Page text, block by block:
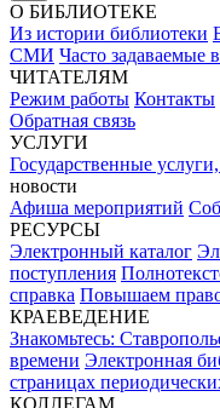
О БИБЛИОТЕКЕ
Из истории библиотеки
СМИ Часто задаваемые
ЧИТАТЕЛЯМ
Режим работы Контакты
Обратная связь
УСЛУГИ
Государственные
новости
Афиша мероприятий
РЕСУРСЫ
Электронный каталог
поступления
справка Повышаем
КРАЕВЕДЕНИЕ
Знакомьтесь:
времени Электронная
страницах
КОЛЛЕГАМ